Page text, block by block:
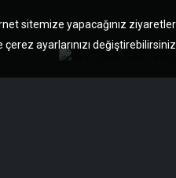
sitemize yapacağınız
ayarlarınızı değiştirebilirsiniz.